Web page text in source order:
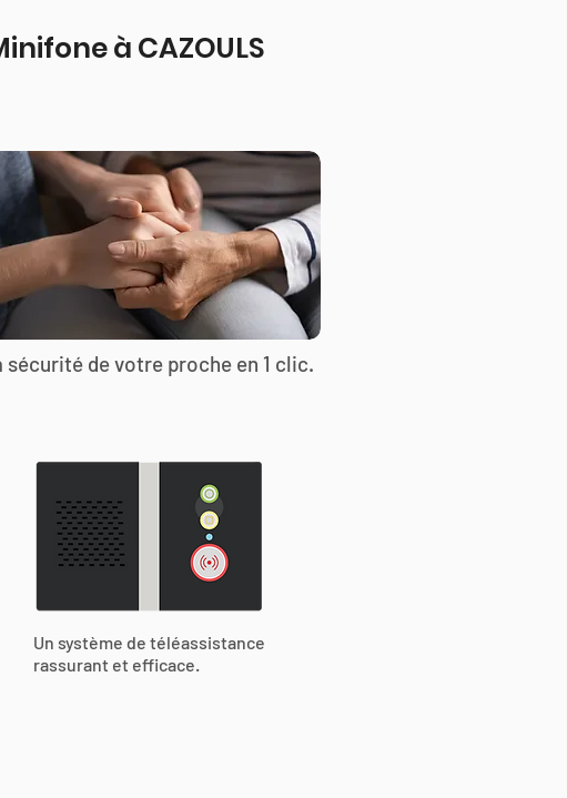
à CAZOULS
sécurité de votre proche en 1 clic.
Un système de téléassistance
rassurant et efficace.